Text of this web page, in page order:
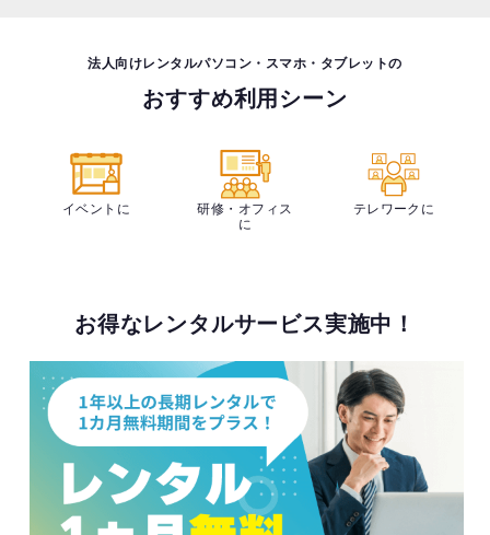
法人向けレンタルパソコン・スマホ・タブレットの
おすすめ利用シーン
イベントに
研修・オフィス
に
テレワークに
お得なレンタルサービス実施中！